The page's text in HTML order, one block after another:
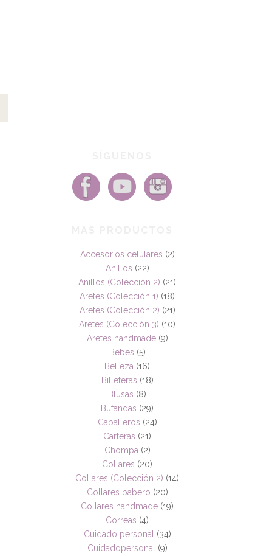
Accesorios celulares (2)
Anillos (22)
Anillos (Colección 2) (21)
Aretes (Colección 1) (18)
Aretes (Colección 2) (21)
Aretes (Colección 3) (10)
Aretes handmade (9)
Bebes (5)
Belleza (16)
Billeteras (18)
Blusas (8)
Bufandas (29)
Caballeros (24)
Carteras (21)
Chompa (2)
Collares (20)
Collares (Colección 2) (14)
Collares babero (20)
Collares handmade (19)
Correas (4)
Cuidado personal (34)
Cuidadopersonal (9)